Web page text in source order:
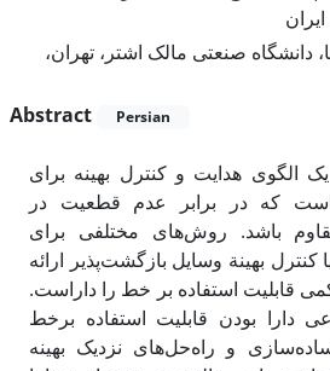
دانشگاه صنعتی مالک اشتر، تهران،
Abstract
Persian
الگوی هدایت و کنترل بهینه‌ برای
که در برابر عدم قطعیت در
باشد. روش‌های مختلفی برای
بهینة وسایل بازگشت‌پذیر ارائه
قابلیت استفاده بر خط را داراست.
دارا بودن قابلیت استفاده برخط
و راه‌حل‌های نزدیک بهینه